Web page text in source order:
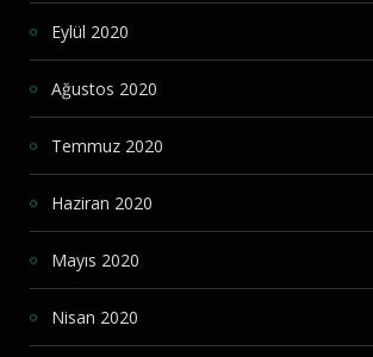
Eylül 2020
Ağustos 2020
Temmuz 2020
Haziran 2020
Mayıs 2020
Nisan 2020